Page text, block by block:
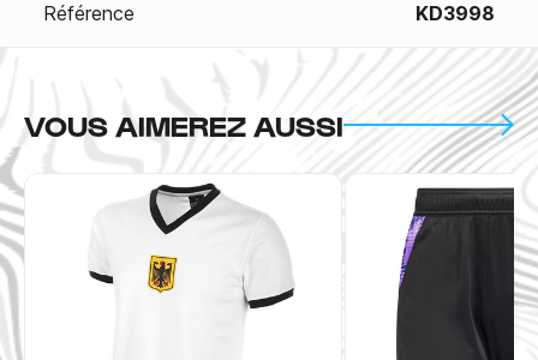
Référence KD3998
VOUS AIMEREZ AUSSI